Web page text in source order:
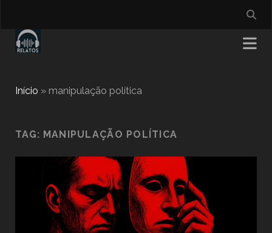
Início » manipulação política
TAG: MANIPULAÇÃO POLÍTICA